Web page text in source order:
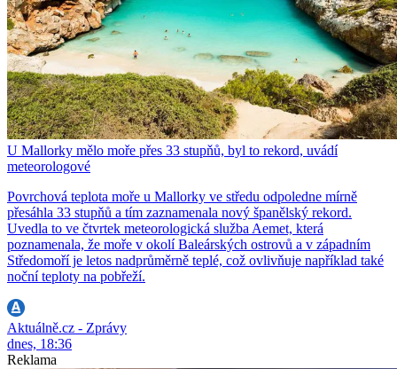
U Mallorky mělo moře přes 33 stupňů, byl to rekord, uvádí
meteorologové
Povrchová teplota moře u Mallorky ve středu odpoledne mírně
přesáhla 33 stupňů a tím zaznamenala nový španělský rekord.
Uvedla to ve čtvrtek meteorologická služba Aemet, která
poznamenala, že moře v okolí Baleárských ostrovů a v západním
Středomoří je letos nadprůměrně teplé, což ovlivňuje například také
noční teploty na pobřeží.
Aktuálně.cz - Zprávy
dnes, 18:36
Reklama